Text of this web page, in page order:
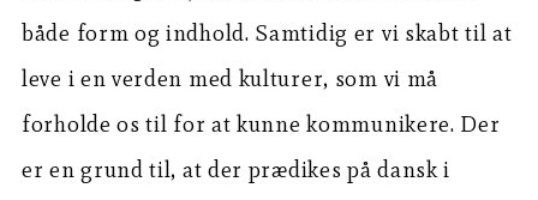
både form og indhold. Samtidig er vi skabt til at
leve i en verden med kulturer, som vi må
forholde os til for at kunne kommunikere. Der
er en grund til, at der prædikes på dansk i